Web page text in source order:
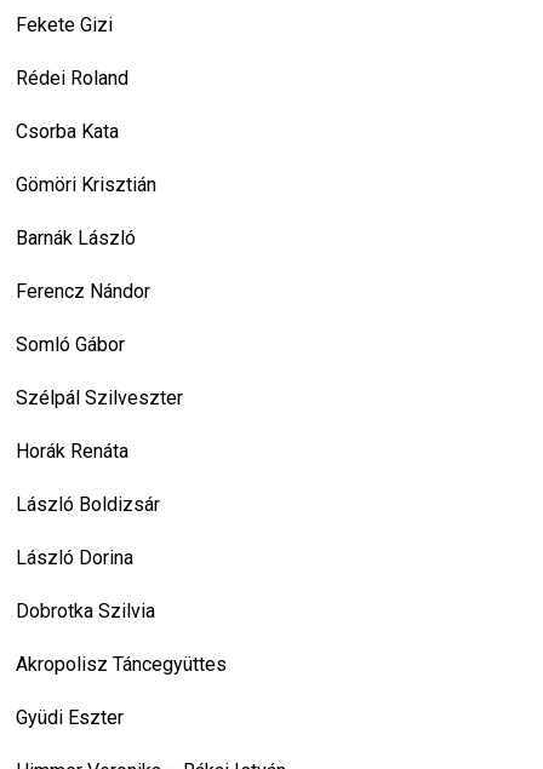
Fekete Gizi
Rédei Roland
Csorba Kata
Gömöri Krisztián
Barnák László
Ferencz Nándor
Somló Gábor
Szélpál Szilveszter
Horák Renáta
László Boldizsár
László Dorina
Dobrotka Szilvia
Akropolisz Táncegyüttes
Gyüdi Eszter